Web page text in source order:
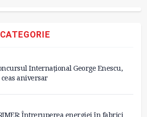
Internațional George Enescu,
aniversar
Întreruperea energiei în fabrici